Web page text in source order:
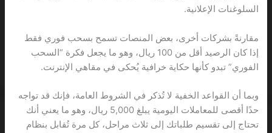
السلوغنات الإعلانية.
مقارنةً بشركات أخرى، بعض المنصات تسمح بسحب فوري فقط
إذا كان الرصيد أقل من 100 ريال، وهو ما يجعل فكرة “السحب
الفوري” تبدو كأنها حكاية خرافية يُحكى في مقاهي الإنترنت.
وبما أن القواعد الخفية لا تُذكر في الشروط العامة، فإنك قد تواجه
حدًا أقصى للمعاملات اليومية يبلغ 5,000 ريال، وهو ما يعني أنك
تحتاج إلى تقسيم طلباتك إلى ثلاث مراحل، كل مرة تُقابل بنظام